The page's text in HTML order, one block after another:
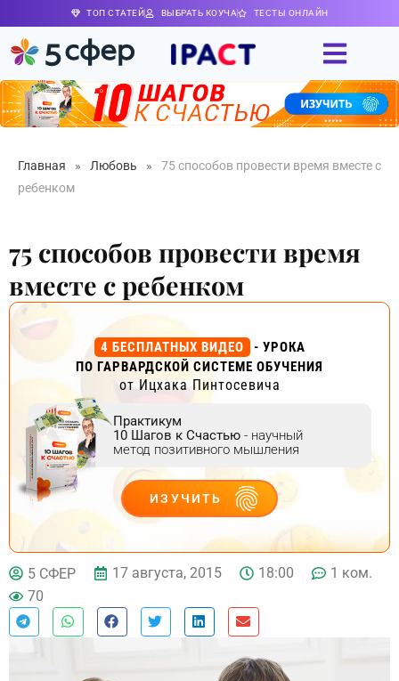
ТОП СТАТЕЙ ВЫБРАТЬ КОУЧА ТЕСТЫ ОНЛАЙН
Главная » Любовь »
75 способов провести время вместе с
ребенком
75 способов провести время
вместе с ребенком
4 БЕСПЛАТНЫХ ВИДЕО
- УРОКА
ПО ГАРВАРДСКОЙ СИСТЕМЕ ОБУЧЕНИЯ
от Ицхака Пинтосевича
Практикум
10 Шагов к Счастью - научный
метод позитивного мышления
ИЗУЧИТЬ
ДЕЙСТВУЙ
5 СФЕР 17 августа, 2015 18:00
1 ком.
70